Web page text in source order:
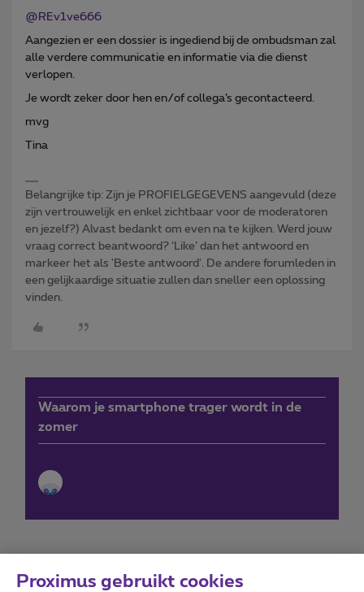
@REv1ve666
Aangezien er een dossier is ingediend bij de ombudsman zal
alle verdere communicatie en informatie via die dienst
verlopen.
Je wordt zeker door hen en/of collega’s gecontacteerd.
mvg
Tina
Belangrijke tip: Zijn je PROFIELGEGEVENS aangevuld (deze
zijn vertrouwelijk en enkel zichtbaar voor de moderatoren
en jezelf?) Alvast bedankt om even na te kijken. Werd jouw
vraag correct beantwoord? ‘Like’ dan het antwoord en
markeer het als 'Beste antwoord'. De andere forumleden in
een gelijkaardige situatie zullen dan sneller een oplossing
vinden.
Waarom je smartphone trager wordt in de
zomer
Proximus gebruikt cookies